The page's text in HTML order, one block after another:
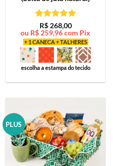
Avaliação5
de 5
R$268,00
ou R$259,96com Pix
+ 1 CANECA + TALHERES
escolha a estampa do tecido
PLUS